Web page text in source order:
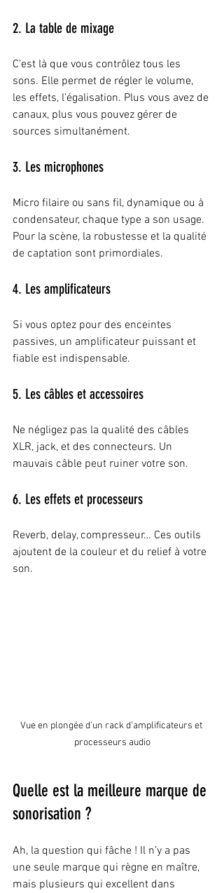
2. La table de mixage
C’est là que vous contrôlez tous les
sons. Elle permet de régler le volume,
les effets, l’égalisation. Plus vous avez de
canaux, plus vous pouvez gérer de
sources simultanément.
3. Les microphones
Micro filaire ou sans fil, dynamique ou à
condensateur, chaque type a son usage.
Pour la scène, la robustesse et la qualité
de captation sont primordiales.
4. Les amplificateurs
Si vous optez pour des enceintes
passives, un amplificateur puissant et
fiable est indispensable.
5. Les câbles et accessoires
Ne négligez pas la qualité des câbles
XLR, jack, et des connecteurs. Un
mauvais câble peut ruiner votre son.
6. Les effets et processeurs
Reverb, delay, compresseur… Ces outils
ajoutent de la couleur et du relief à votre
son.
Vue en plongée d’un rack d’amplificateurs et
processeurs audio
Quelle est la meilleure marque de
sonorisation ?
Ah, la question qui fâche ! Il n’y a pas
une seule marque qui règne en maître,
mais plusieurs qui excellent dans